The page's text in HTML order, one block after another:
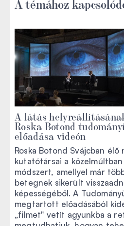
A témához
A látás
Roska Botond
előadása videón
Roska Botond Svájcban
kutatótársai a
módszert, amellyel már
betegnek sikerült
képességéből. A
megtartott előadásából
„filmet" vetít agyunkba a